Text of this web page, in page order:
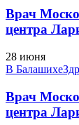
Врач
центра
28 июня
В Балашихе
Врач
центра